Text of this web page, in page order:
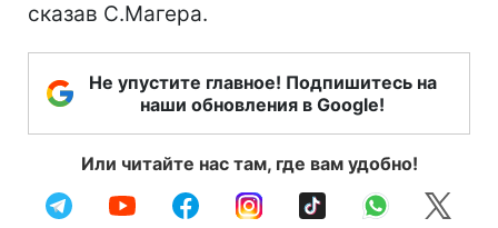
сказав С.Магера.
Не упустите главное! Подпишитесь на
наши обновления в Google!
Или читайте нас там, где вам удобно!